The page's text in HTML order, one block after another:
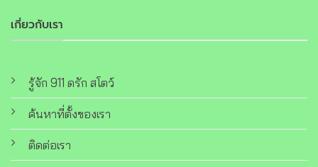
เกี่ยวกับเรา
รู้จัก 911 ดรัก สโตว์
ค้นหาที่ตั้งของเรา
ติดต่อเรา